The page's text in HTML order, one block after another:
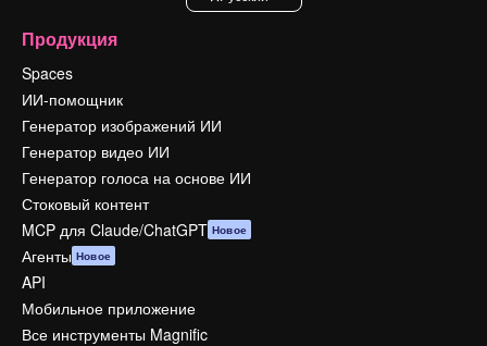
Продукция
Spaces
ИИ-помощник
Генератор изображений ИИ
Генератор видео ИИ
Генератор голоса на основе ИИ
Стоковый контент
MCP для Claude/ChatGPT Новое
Агенты Новое
API
Мобильное приложение
Все инструменты Magnific